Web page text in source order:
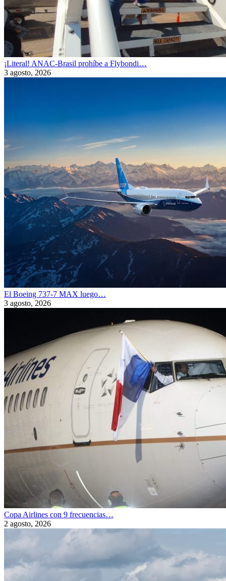
¡Literal! ANAC-Brasil prohíbe a Flybondi…
3 agosto, 2026
El Boeing 737-7 MAX luego…
3 agosto, 2026
Copa Airlines con 9 frecuencias…
2 agosto, 2026